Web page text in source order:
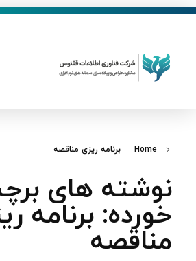
Home برنامه‌ ریزی مناقصه
نوشته های
خورده: برنامه‌
مناقصه